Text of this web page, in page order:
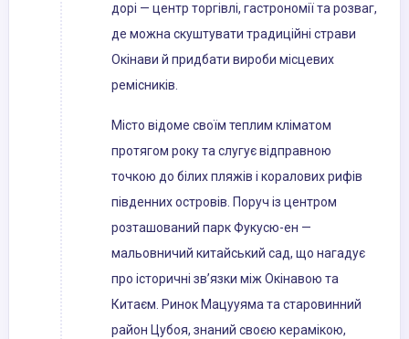
дорі — центр торгівлі, гастрономії та розваг,
де можна скуштувати традиційні страви
Окінави й придбати вироби місцевих
ремісників.
Місто відоме своїм теплим кліматом
протягом року та слугує відправною
точкою до білих пляжів і коралових рифів
південних островів. Поруч із центром
розташований парк Фукусю-ен —
мальовничий китайський сад, що нагадує
про історичні зв’язки між Окінавою та
Китаєм. Ринок Мацууяма та старовинний
район Цубоя, знаний своєю керамікою,